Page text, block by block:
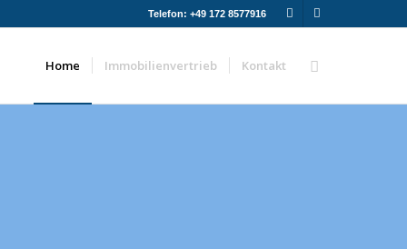
Telefon: +49 172 8577916
Home Immobilienvertrieb Kontakt